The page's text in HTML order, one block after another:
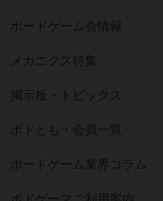
ボードゲーム会情報
メカニクス特集
掲示板・トピックス
ボドとも・会員一覧
ボードゲーム業界コラム